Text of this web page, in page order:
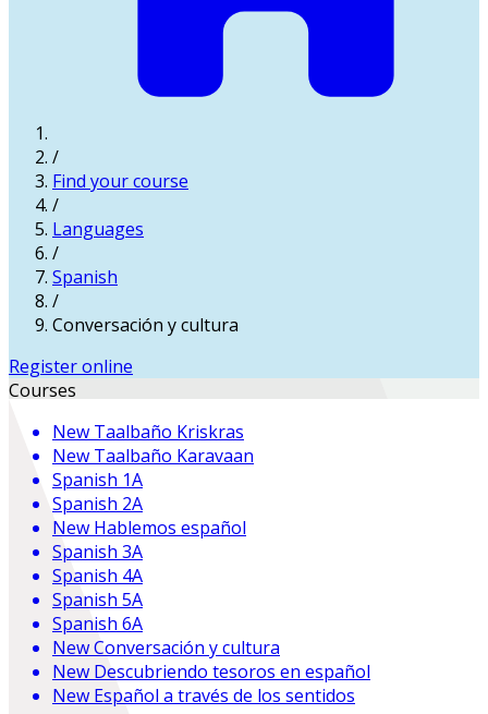
/
Find your course
/
Languages
/
Spanish
/
Conversación y cultura
Register online
Courses
New Taalbaño Kriskras
New Taalbaño Karavaan
Spanish 1A
Spanish 2A
New Hablemos español
Spanish 3A
Spanish 4A
Spanish 5A
Spanish 6A
NewConversación y cultura
New Descubriendo tesoros en español
New Español a través de los sentidos